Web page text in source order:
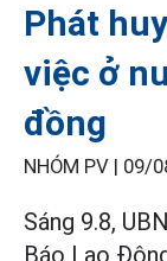
Phát
việc ở
đồng
NHÓM PV | 09/
Sáng 9.8,
Báo Lao